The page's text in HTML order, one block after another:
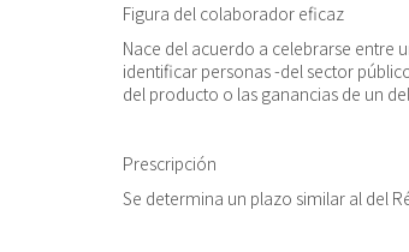
Figura del colaborador eficaz
Nace del acuerdo a celebrarse entre
identificar personas -del sector
del producto o las ganancias de un
Prescripción
Se determina un plazo similar al del